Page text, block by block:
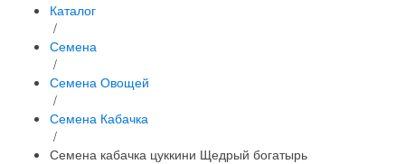
Каталог
/
Семена
/
Семена Овощей
/
Семена Кабачка
/
Семена кабачка цуккини Щедрый богатырь